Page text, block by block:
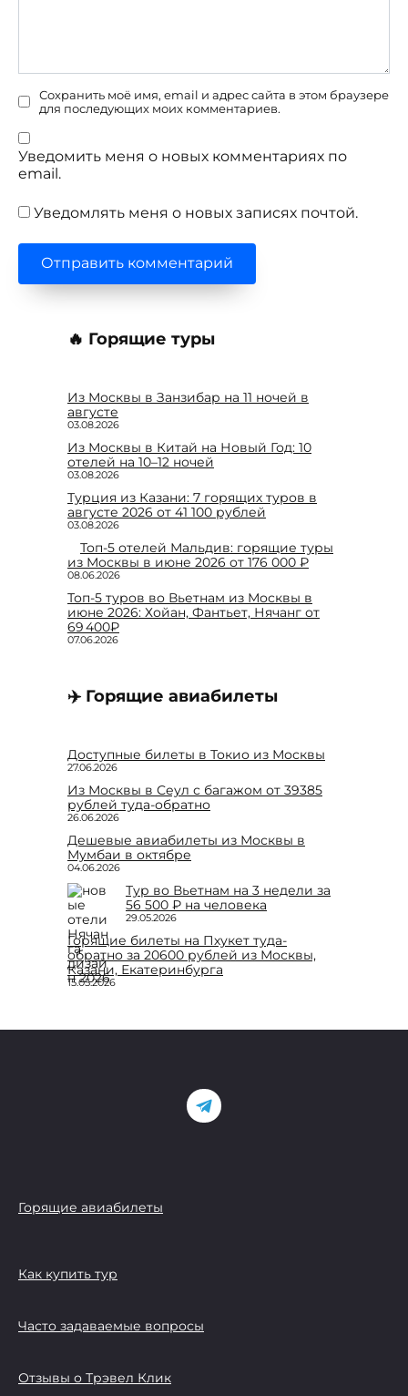
Сохранить моё имя, email и адрес сайта в этом браузере
для последующих моих комментариев.
Уведомить меня о новых комментариях по
email.
Уведомлять меня о новых записях почтой.
🔥 Горящие туры
Из Москвы в Занзибар на 11 ночей в
августе
03.08.2026
Из Москвы в Китай на Новый Год: 10
отелей на 10–12 ночей
03.08.2026
Турция из Казани: 7 горящих туров в
августе 2026 от 41 100 рублей
03.08.2026
Топ-5 отелей Мальдив: горящие туры
из Москвы в июне 2026 от 176 000 ₽
08.06.2026
Топ-5 туров во Вьетнам из Москвы в
июне 2026: Хойан, Фантьет, Нячанг от
69 400₽
07.06.2026
✈️ Горящие авиабилеты
Доступные билеты в Токио из Москвы
27.06.2026
Из Москвы в Сеул с багажом от 39385
рублей туда-обратно
26.06.2026
Дешевые авиабилеты из Москвы в
Мумбаи в октябре
04.06.2026
Тур во Вьетнам на 3 недели за
56 500 ₽ на человека
29.05.2026
Горящие билеты на Пхукет туда-
обратно за 20600 рублей из Москвы,
Казани, Екатеринбурга
15.05.2026
Горящие авиабилеты
Как купить тур
Часто задаваемые вопросы
Отзывы о Трэвел Клик